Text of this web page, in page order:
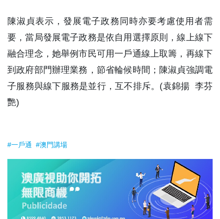
陳淑貞表示，發展電子政務同時亦要考慮使用者需
要，當局發展電子政務是依自用選擇原則，線上線下
融合理念，她舉例市民可用一戶通線上取籌，再線下
到政府部門辦理業務，節省輪候時間；陳淑貞強調電
子服務與線下服務是並行，互不排斥。(袁錦揚 李芬
艷)
#一戶通 #澳門講場